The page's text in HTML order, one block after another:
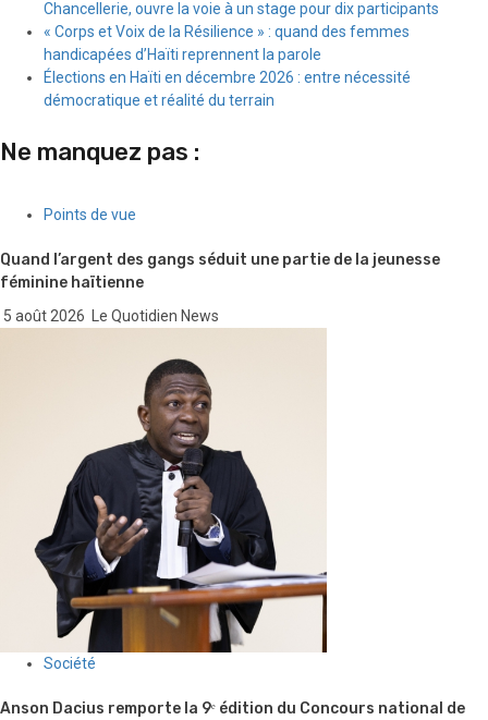
Chancellerie, ouvre la voie à un stage pour dix participants
« Corps et Voix de la Résilience » : quand des femmes
handicapées d’Haïti reprennent la parole
Élections en Haïti en décembre 2026 : entre nécessité
démocratique et réalité du terrain
Ne manquez pas :
Points de vue
Quand l’argent des gangs séduit une partie de la jeunesse
féminine haïtienne
5 août 2026 Le Quotidien News
Société
Anson Dacius remporte la 9ᵉ édition du Concours national de